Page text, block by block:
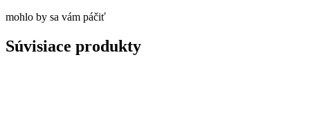
mohlo by sa vám páčiť
Súvisiace produkty